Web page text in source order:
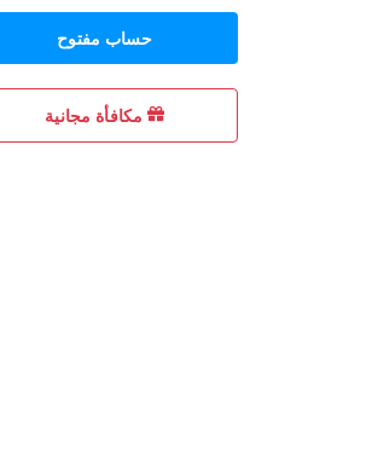
حساب مفتوح
مكافأة مجانية